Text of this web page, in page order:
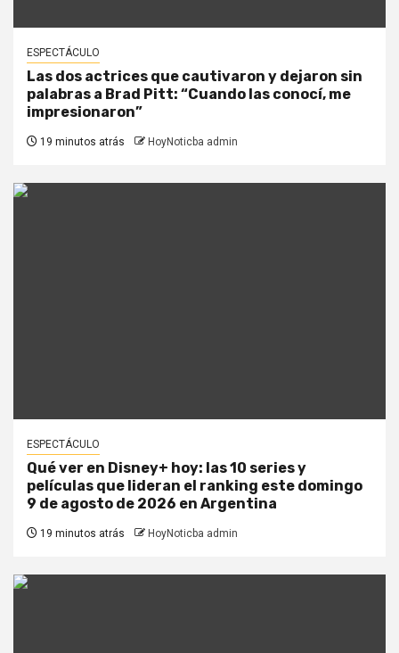
ESPECTÁCULO
Las dos actrices que cautivaron y dejaron sin
palabras a Brad Pitt: “Cuando las conocí, me
impresionaron”
19 minutos atrás HoyNoticba admin
ESPECTÁCULO
Qué ver en Disney+ hoy: las 10 series y
películas que lideran el ranking este domingo
9 de agosto de 2026 en Argentina
19 minutos atrás HoyNoticba admin